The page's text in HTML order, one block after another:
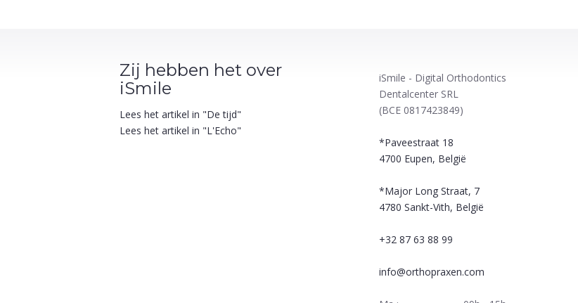
Zij hebben het over
iSmile
Lees het artikel in "De tijd"
Lees het artikel in "L'Echo"
iSmile - Digital Orthodontics
Dentalcenter SRL
(BCE 0817423849)
*Paveestraat 18
4700 Eupen, België
*Major Long Straat, 7
4780 Sankt-Vith, België
+32 87 63 88 99
info@orthopraxen.com